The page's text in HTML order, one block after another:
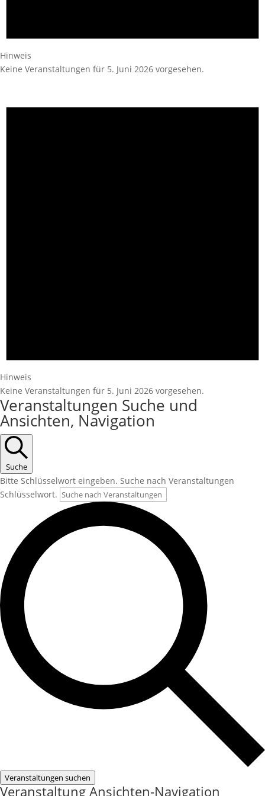
Hinweis
Keine Veranstaltungen für 5. Juni 2026 vorgesehen.
Hinweis
Keine Veranstaltungen für 5. Juni 2026 vorgesehen.
Veranstaltungen Suche und
Ansichten, Navigation
Suche
Bitte Schlüsselwort eingeben. Suche nach Veranstaltungen
Schlüsselwort.
Veranstaltungen suchen
Veranstaltung Ansichten-Navigation